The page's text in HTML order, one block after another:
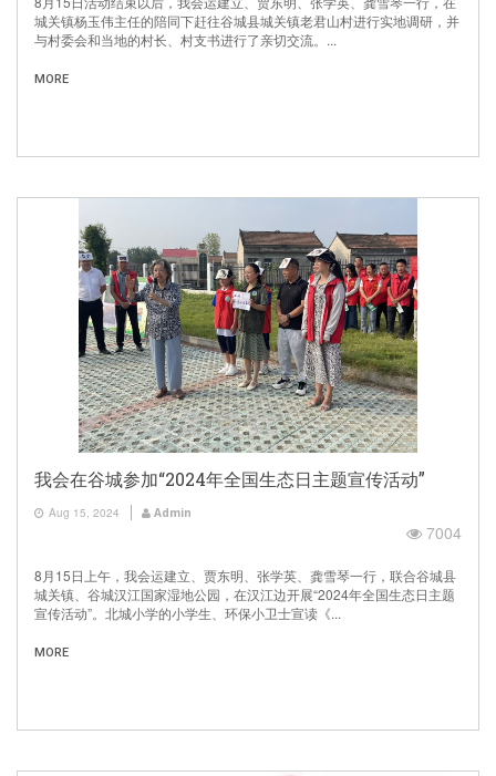
城关镇杨玉伟主任的陪同下赶往谷城县城关镇老君山村进行实地调研，并
与村委会和当地的村长、村支书进行了亲切交流。...
MORE
我会在谷城参加“2024年全国生态日主题宣传活动”
Aug 15, 2024 Admin
7004
8月15日上午，我会运建立、贾东明、张学英、龚雪琴一行，联合谷城县
城关镇、谷城汉江国家湿地公园，在汉江边开展“2024年全国生态日主题
宣传活动”。北城小学的小学生、环保小卫士宣读《...
MORE